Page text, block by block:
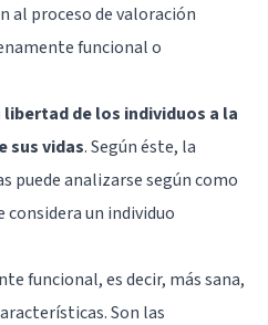
al proceso de valoración
funcional o
de los individuos a la
sus vidas. Según éste, la
puede analizarse según como
considera un individuo
funcional, es decir, más sana,
Son las